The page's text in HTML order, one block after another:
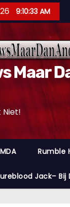
9:10:34 AM
Maar
Niet!
Rumble
Jack–